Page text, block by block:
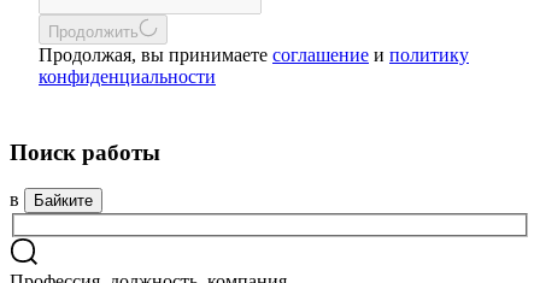
Продолжить
Продолжая, вы принимаете соглашение и политику
конфиденциальности
Поиск работы
в Байките